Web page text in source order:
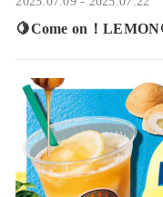
🍋Come on！